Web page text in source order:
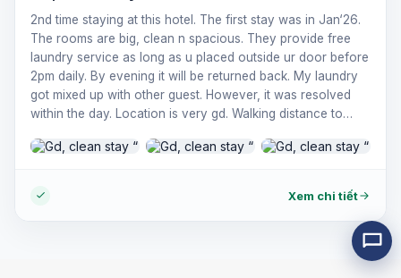
2nd time staying at this hotel. The first stay was in Jan‘26.
The rooms are big, clean n spacious. They provide free
laundry service as long as u placed outside ur door before
2pm daily. By evening it will be returned back. My laundry
got mixed up with other guest. However, it was resolved
within the day. Location is very gd. Walking distance to
stay in this hotel again when im back in HCMC.
Xem chi tiết